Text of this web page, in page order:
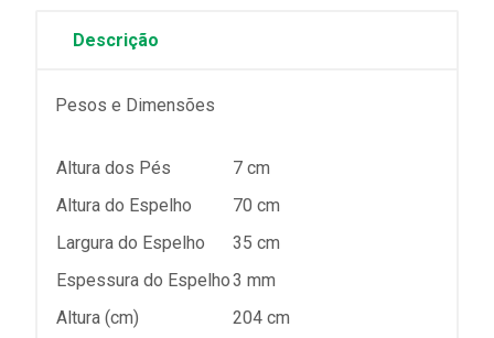
Descrição
Pesos e Dimensões
Altura dos Pés
7 cm
Altura do Espelho
70 cm
Largura do Espelho
35 cm
Espessura do Espelho3 mm
Altura (cm)
204 cm